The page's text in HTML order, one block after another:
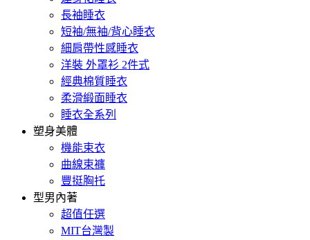
長袖睡衣
短袖/無袖/背心睡衣
細肩帶性感睡衣
洋裝 外罩衫 2件式
經典棉質睡衣
柔滑緞面睡衣
睡衣全系列
塑身美體
機能束衣
曲線束褲
豐挺胸托
型男內著
超值任選
MIT台灣製